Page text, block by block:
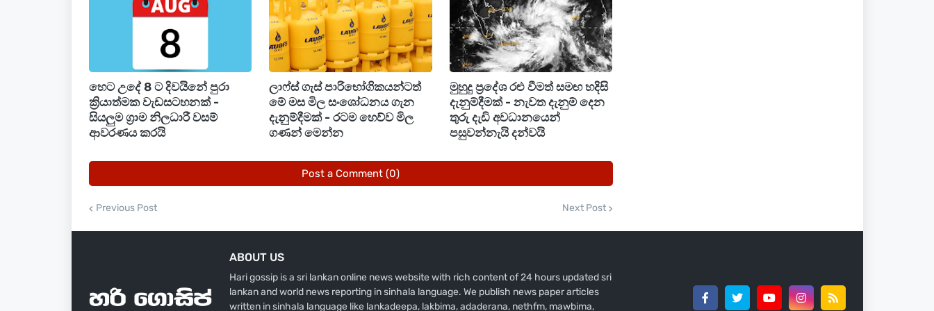
මෙම සැකකරුවන් වෙනුවෙන් නීතිඥ අචිනි උමයංගනා සහ නීතිඥ ඉමාශි සේනාධිර මහත්මිහු පෙනී
හෙට උදේ 8 ට දිවයිනේ පුරා
ක්‍රියාත්මක වැඩසටහනක් -
සියලුම ග්‍රාම නිලධාරී වසම්
ආවරණය කරයි
ලාෆ්ස් ගැස් පාරිභෝගිකයන්ටත්
මේ මස මිල සංශෝධනය ගැන
දැනුම්දීමක් - රටම හෙව්ව මිල
ගණන් මෙන්න
මුහුදු ප්‍රදේශ රළු වීමත් සමඟ හදිසි
දැනුම්දීමක් - නැවත දැනුම් දෙන
තුරු දැඩි අවධානයෙන්
පසුවන්නැයි දන්වයි
Post a Comment (0)
Previous Post Next Post
ABOUT US
Hari gossip is a sri lankan online news website with rich content of 24 hours updated sri
lankan and world news reporting in sinhala language. We publish news paper articles
written in sinhala language like lankadeepa, lakbima, adaderana, nethfm, mawbima,